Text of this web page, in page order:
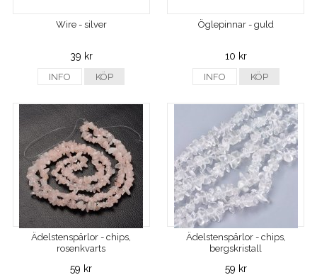
Wire - silver
39 kr
INFO KÖP
Öglepinnar - guld
10 kr
INFO KÖP
Ädelstenspärlor - chips,
rosenkvarts
59 kr
Ädelstenspärlor - chips,
bergskristall
59 kr